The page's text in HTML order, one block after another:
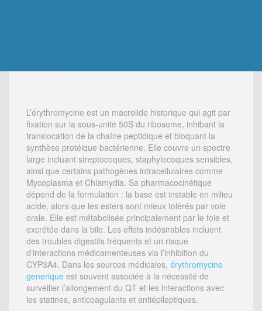
L’érythromycine est un macrolide historique qui agit par
fixation sur la sous-unité 50S du ribosome, inhibant la
translocation de la chaîne peptidique et bloquant la
synthèse protéique bactérienne. Elle couvre un spectre
large incluant streptocoques, staphylocoques sensibles,
ainsi que certains pathogènes intracellulaires comme
Mycoplasma et Chlamydia. Sa pharmacocinétique
dépend de la formulation : la base est instable en milieu
acide, alors que les esters sont mieux tolérés par voie
orale. Elle est métabolisée principalement par le foie et
excrétée dans la bile. Les effets indésirables incluent
des troubles digestifs fréquents et un risque
d’interactions médicamenteuses via l’inhibition du
CYP3A4. Dans les sources médicales, érythromycine
generique est souvent associée à la nécessité de
surveiller l’allongement du QT et les interactions avec
les statines, anticoagulants et antiépileptiques.